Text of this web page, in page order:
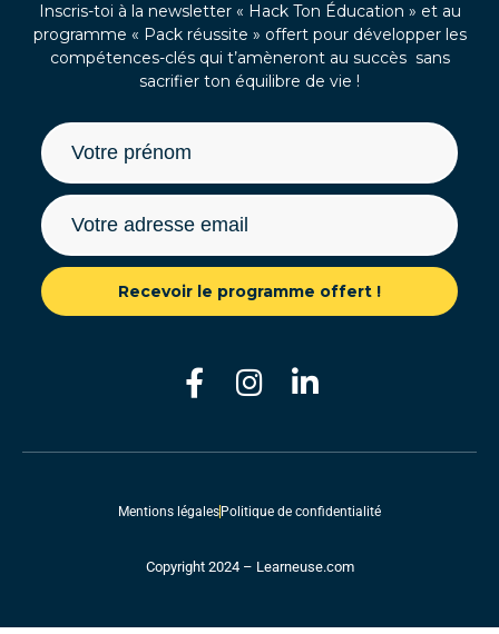
Inscris-toi à la newsletter « Hack Ton Éducation » et au
programme « Pack réussite » offert pour développer les
compétences-clés qui t’amèneront au succès sans
sacrifier ton équilibre de vie !
Recevoir le programme offert !
Mentions légales Politique de confidentialité
Copyright 2024 – Learneuse.com